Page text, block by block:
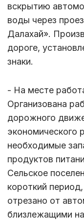
вскрытию
воды через
Далахай».
дороге,
знаки.
- На месте
Организована
дорожного
экономического
необходимые
продуктов
Сельское
короткий
отрезано от
близлежащими